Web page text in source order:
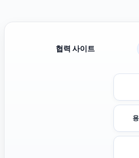
협력 사이트